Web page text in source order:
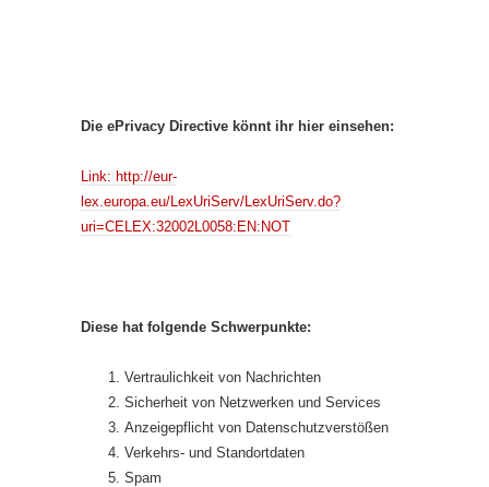
Die ePrivacy Directive könnt ihr hier einsehen:
Link: http://eur-
lex.europa.eu/LexUriServ/LexUriServ.do?
uri=CELEX:32002L0058:EN:NOT
Diese hat folgende Schwerpunkte:
Vertraulichkeit von Nachrichten
Sicherheit von Netzwerken und Services
Anzeigepflicht von Datenschutzverstößen
Verkehrs- und Standortdaten
Spam